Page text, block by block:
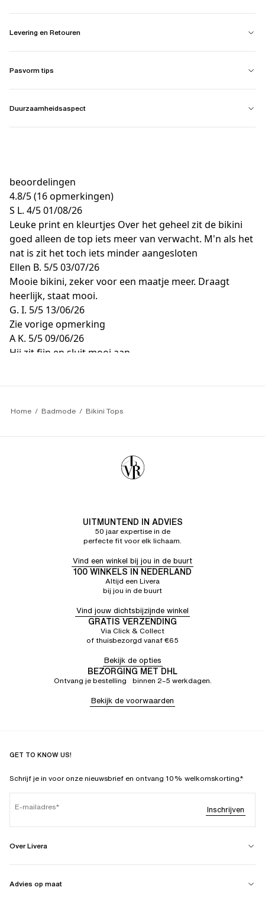
Levering en Retouren
Pasvorm tips
Duurzaamheidsaspect
beoordelingen
4.8/5(16 opmerkingen)
S L. 4/501/08/26
Leuke print en kleurtjes Over het geheel zit de bikini
goed alleen de top iets meer van verwacht. M'n als het
nat is zit het toch iets minder aangesloten
Ellen B. 5/503/07/26
Mooie bikini, zeker voor een maatje meer. Draagt
heerlijk, staat mooi.
G. I. 5/5 13/06/26
Zie vorige opmerking
A K. 5/509/06/26
Hij zit fijn en sluit mooi aan
Home Badmode Bikini Tops
UITMUNTEND IN ADVIES
50 jaar expertise in de
perfecte fit voor elk lichaam.
Vind een winkel bij jou in de buurt
100 WINKELS IN NEDERLAND
Altijd een Livera
bij jou in de buurt
Vind jouw dichtsbijzijnde winkel
GRATIS VERZENDING
Via Click & Collect
of thuisbezorgd vanaf €65
Bekijk de opties
BEZORGING MET DHL
Ontvang je bestelling binnen 2–5 werkdagen.
Bekijk de voorwaarden
GET TO KNOW US!
Schrijf je in voor onze nieuwsbrief en ontvang 10% welkomskorting.*
E-mailadres Inschrijven
Over Livera
Advies op maat